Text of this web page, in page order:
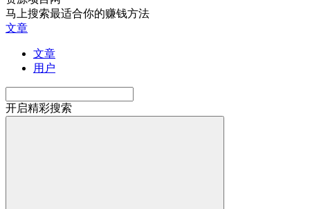
马上搜索最适合你的赚钱方法
文章
文章
用户
开启精彩搜索